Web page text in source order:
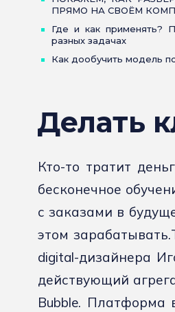
ПРЯМО НА СВОЁМ
Где и как применять?
разных задачах
Как дообучить модель
Делать
Кто-то тратит
бесконечное
с заказами в
этом
digital-дизайнера
действующий
Bubble.